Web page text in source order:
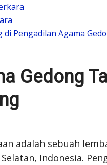
Pengadilan Agama
Gedong
adalah sebuah
Indonesia.